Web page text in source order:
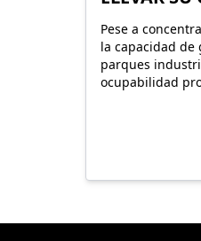
Pese a
la capacidad de
parques
ocupabilidad